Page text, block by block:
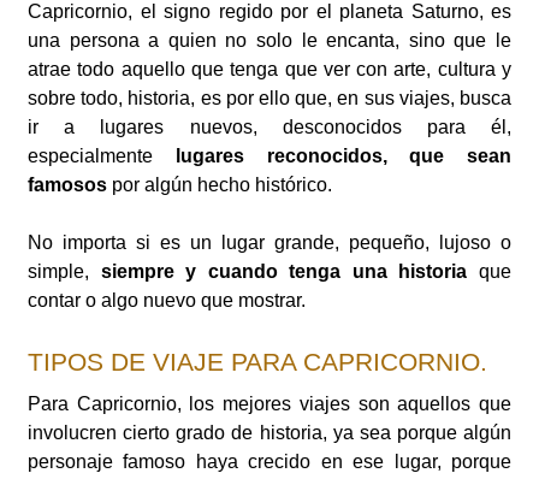
Capricornio, el signo regido por el planeta Saturno, es
una persona a quien no solo le encanta, sino que le
atrae todo aquello que tenga que ver con arte, cultura y
sobre todo, historia, es por ello que, en sus viajes, busca
ir a lugares nuevos, desconocidos para él,
especialmente
lugares reconocidos, que sean
famosos por algún hecho histórico.
No importa si es un lugar grande, pequeño, lujoso o
simple, siempre y cuando tenga una historia que
contar o algo nuevo que mostrar.
TIPOS DE VIAJE PARA CAPRICORNIO.
Para Capricornio, los mejores viajes son aquellos que
involucren cierto grado de historia, ya sea porque algún
personaje famoso haya crecido en ese lugar, porque